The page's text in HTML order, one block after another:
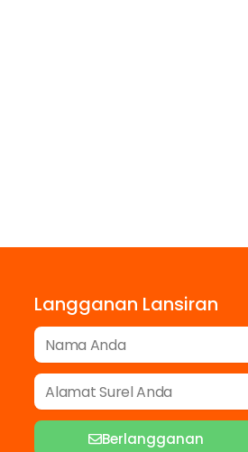
Langganan Lansiran
Berlangganan